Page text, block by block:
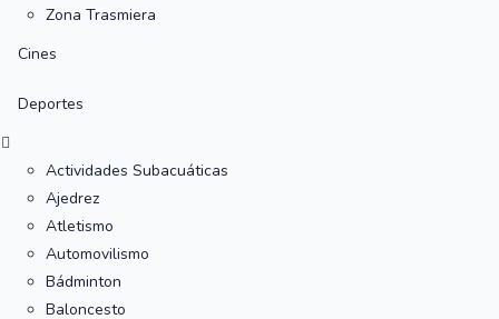
Zona Trasmiera
Cines
Deportes
Actividades Subacuáticas
Ajedrez
Atletismo
Automovilismo
Bádminton
Baloncesto